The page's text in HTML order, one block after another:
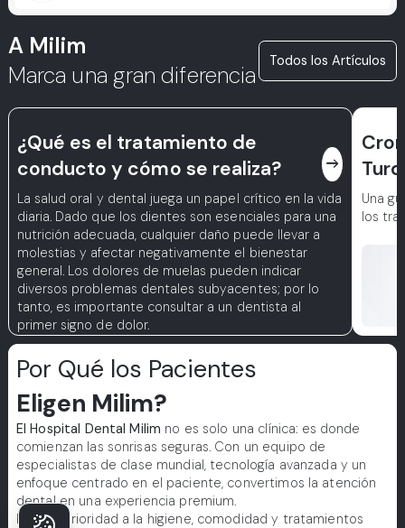
A Milim
Marca una gran diferencia
Todos los Artículos
¿Qué es el tratamiento de
conducto y cómo se realiza?
east
La salud oral y dental juega un papel crítico en la vida
diaria. Dado que los dientes son esenciales para una
nutrición adecuada, cualquier daño puede llevar a
molestias y afectar negativamente el bienestar
general. Los dolores de muelas pueden indicar
diversos problemas dentales subyacentes; por lo
tanto, es importante consultar a un dentista al
primer signo de dolor.
Una
los
Por Qué los Pacientes
Eligen Milim?
El Hospital Dental Milim no es solo una clínica: es donde
comienzan las sonrisas seguras. Con un equipo de
especialistas de clase mundial, tecnología avanzada y un
enfoque centrado en el paciente, convertimos la atención
dental en una experiencia premium.
Damos prioridad a la higiene, comodidad y tratamientos